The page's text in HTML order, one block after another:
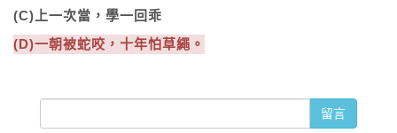
(C)上一次當，學一回乖
(D)一朝被蛇咬，十年怕草繩。
留言